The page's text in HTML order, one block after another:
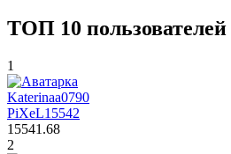
ТОП 10 пользователей
1
Katerinaa0790
PiXeL15542
15541.68
2